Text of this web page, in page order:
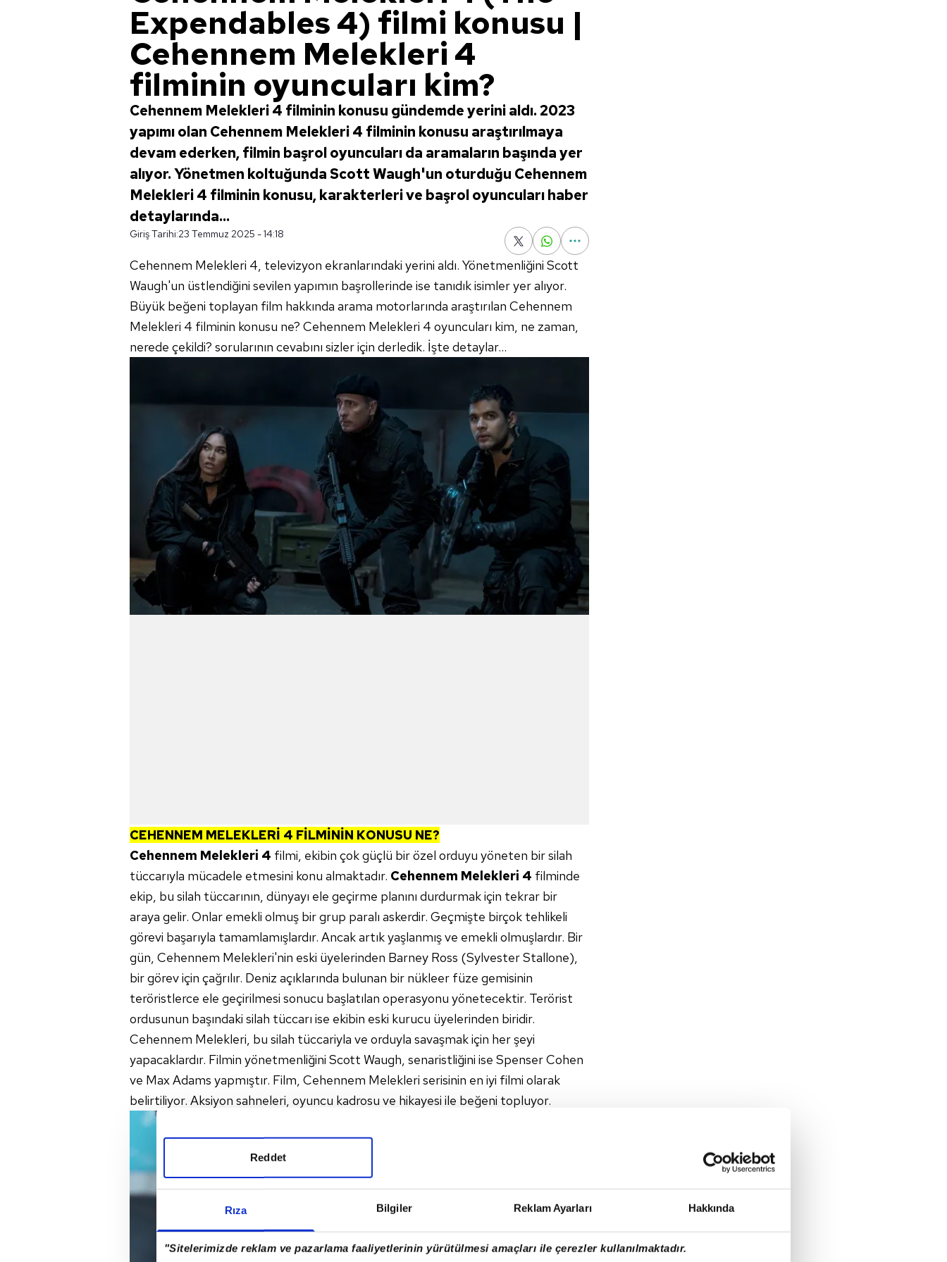
Rıza Bilgiler Reklam Ayarları Hakkında
"Sitelerimizde reklam ve pazarlama faaliyetlerinin yürütülmesi amaçları ile çerezler kullanılmaktadır.
Reddet
Expendables 4) filmi konusu |
Cehennem Melekleri 4
filminin oyuncuları kim?
Cehennem Melekleri 4 filminin konusu gündemde yerini aldı. 2023
yapımı olan Cehennem Melekleri 4 filminin konusu araştırılmaya
devam ederken, filmin başrol oyuncuları da aramaların başında yer
alıyor. Yönetmen koltuğunda Scott Waugh'un oturduğu Cehennem
Melekleri 4 filminin konusu, karakterleri ve başrol oyuncuları haber
detaylarında...
Giriş Tarihi:23 Temmuz 2025 - 14:18
Cehennem Melekleri 4, televizyon ekranlarındaki yerini aldı. Yönetmenliğini Scott
Waugh'un üstlendiğini sevilen yapımın başrollerinde ise tanıdık isimler yer alıyor.
Büyük beğeni toplayan film hakkında arama motorlarında araştırılan Cehennem
Melekleri 4 filminin konusu ne? Cehennem Melekleri 4 oyuncuları kim, ne zaman,
nerede çekildi? sorularının cevabını sizler için derledik. İşte detaylar...
CEHENNEM MELEKLERİ 4 FİLMİNİN KONUSU NE?
Cehennem Melekleri 4 filmi, ekibin çok güçlü bir özel orduyu yöneten bir silah
tüccarıyla mücadele etmesini konu almaktadır. Cehennem Melekleri 4 filminde
ekip, bu silah tüccarının, dünyayı ele geçirme planını durdurmak için tekrar bir
araya gelir. Onlar emekli olmuş bir grup paralı askerdir. Geçmişte birçok tehlikeli
görevi başarıyla tamamlamışlardır. Ancak artık yaşlanmış ve emekli olmuşlardır. Bir
gün, Cehennem Melekleri'nin eski üyelerinden Barney Ross (Sylvester Stallone),
bir görev için çağrılır. Deniz açıklarında bulunan bir nükleer füze gemisinin
teröristlerce ele geçirilmesi sonucu başlatılan operasyonu yönetecektir. Terörist
ordusunun başındaki silah tüccarı ise ekibin eski kurucu üyelerinden biridir.
Cehennem Melekleri, bu silah tüccariyla ve orduyla savaşmak için her şeyi
yapacaklardır. Filmin yönetmenliğini Scott Waugh, senaristliğini ise Spenser Cohen
ve Max Adams yapmıştır. Film, Cehennem Melekleri serisinin en iyi filmi olarak
belirtiliyor. Aksiyon sahneleri, oyuncu kadrosu ve hikayesi ile beğeni topluyor.